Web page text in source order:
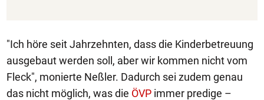
"Ich höre seit Jahrzehnten, dass die Kinderbetreuung
ausgebaut werden soll, aber wir kommen nicht vom
Fleck", monierte Neßler. Dadurch sei zudem genau
das nicht möglich, was die ÖVP immer predige –